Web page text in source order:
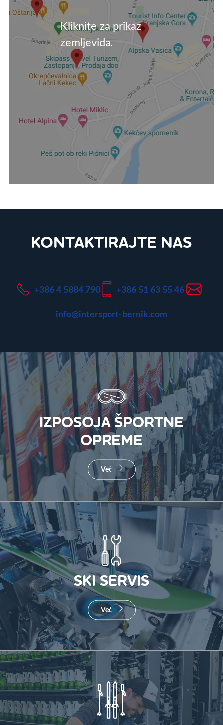
Kliknite za prikaz
zemljevida.
KONTAKTIRAJTE NAS
+386 4 5884 790 +386 51 63 55 46
info@intersport-bernik.com
IZPOSOJA ŠPORTNE
OPREME
Več
SKI SERVIS
Več